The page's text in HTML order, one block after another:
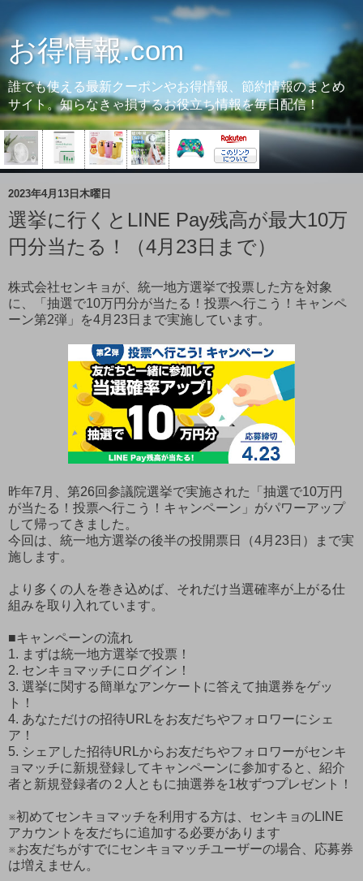
お得情報.com
誰でも使える最新クーポンやお得情報、節約情報のまとめ
サイト。知らなきゃ損するお役立ち情報を毎日配信！
2023年4月13日木曜日
選挙に行くとLINE Pay残高が最大10万
円分当たる！（4月23日まで）
株式会社センキョが、統一地方選挙で投票した方を対象
に、「抽選で10万円分が当たる！投票へ行こう！キャンペ
ーン第2弾」を4月23日まで実施しています。
昨年7月、第26回参議院選挙で実施された「抽選で10万円
が当たる！投票へ行こう！キャンペーン」がパワーアップ
して帰ってきました。
今回は、統一地方選挙の後半の投開票日（4月23日）まで実
施します。
より多くの人を巻き込めば、それだけ当選確率が上がる仕
組みを取り入れています。
■キャンペーンの流れ
1. まずは統一地方選挙で投票！
2. センキョマッチにログイン！
3. 選挙に関する簡単なアンケートに答えて抽選券をゲッ
ト！
4. あなただけの招待URLをお友だちやフォロワーにシェ
ア！
5. シェアした招待URLからお友だちやフォロワーがセンキ
ョマッチに新規登録してキャンペーンに参加すると、紹介
者と新規登録者の２人ともに抽選券を1枚ずつプレゼント！
※初めてセンキョマッチを利用する方は、センキョのLINE
アカウントを友だちに追加する必要があります
※お友だちがすでにセンキョマッチユーザーの場合、応募券
は増えません。